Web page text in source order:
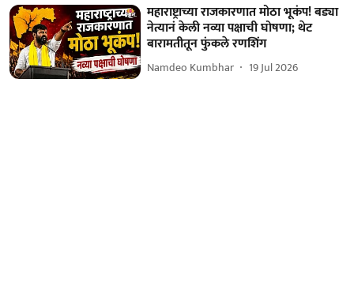
महाराष्ट्राच्या राजकारणात मोठा भूकंप! बड्या
नेत्यानं केली नव्या पक्षाची घोषणा; थेट
बारामतीतून फुंकले रणशिंग
Namdeo Kumbhar 19 Jul 2026